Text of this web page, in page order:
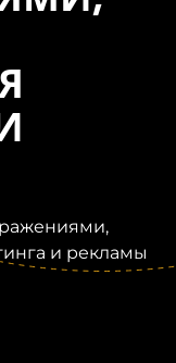
и рекламы